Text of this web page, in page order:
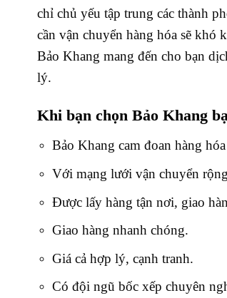
chỉ chủ yếu tập trung các thành
cần vận chuyển hàng hóa sẽ khó
Bảo Khang mang đến cho bạn
lý.
Khi bạn chọn Bảo Khang
Bảo Khang cam đoan hàng
Với mạng lưới vận chuyển
Được lấy hàng tận nơi, giao
Giao hàng nhanh chóng.
Giá cả hợp lý, cạnh tranh.
Có đội ngũ bốc xếp chuyên